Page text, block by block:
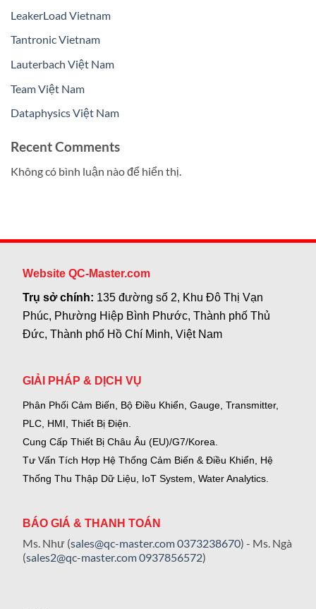
LeakerLoad Vietnam
Tantronic Vietnam
Lauterbach Việt Nam
Team Việt Nam
Dataphysics Việt Nam
Recent Comments
Không có bình luận nào để hiển thị.
Website QC-Master.com
Trụ sở chính: 135 đường số 2, Khu Đô Thị Vạn
Phúc, Phường Hiệp Bình Phước, Thành phố Thủ
Đức, Thành phố Hồ Chí Minh, Việt Nam
GIẢI PHÁP & DỊCH VỤ
Phân Phối Cảm Biến, Bộ Điều Khiển, Gauge, Transmitter,
PLC, HMI, Thiết Bị Điện.
Cung Cấp Thiết Bị Châu Âu (EU)/G7/Korea.
Tư Vấn Tích Hợp Hệ Thống Cảm Biến & Điều Khiển, Hệ
Thống Thu Thập Dữ Liệu, IoT System, Water Analytics.
BÁO GIÁ & THANH TOÁN
Ms. Như (sales@qc-master.com0373238670) - Ms. Ngà
(sales2@qc-master.com0937856572)